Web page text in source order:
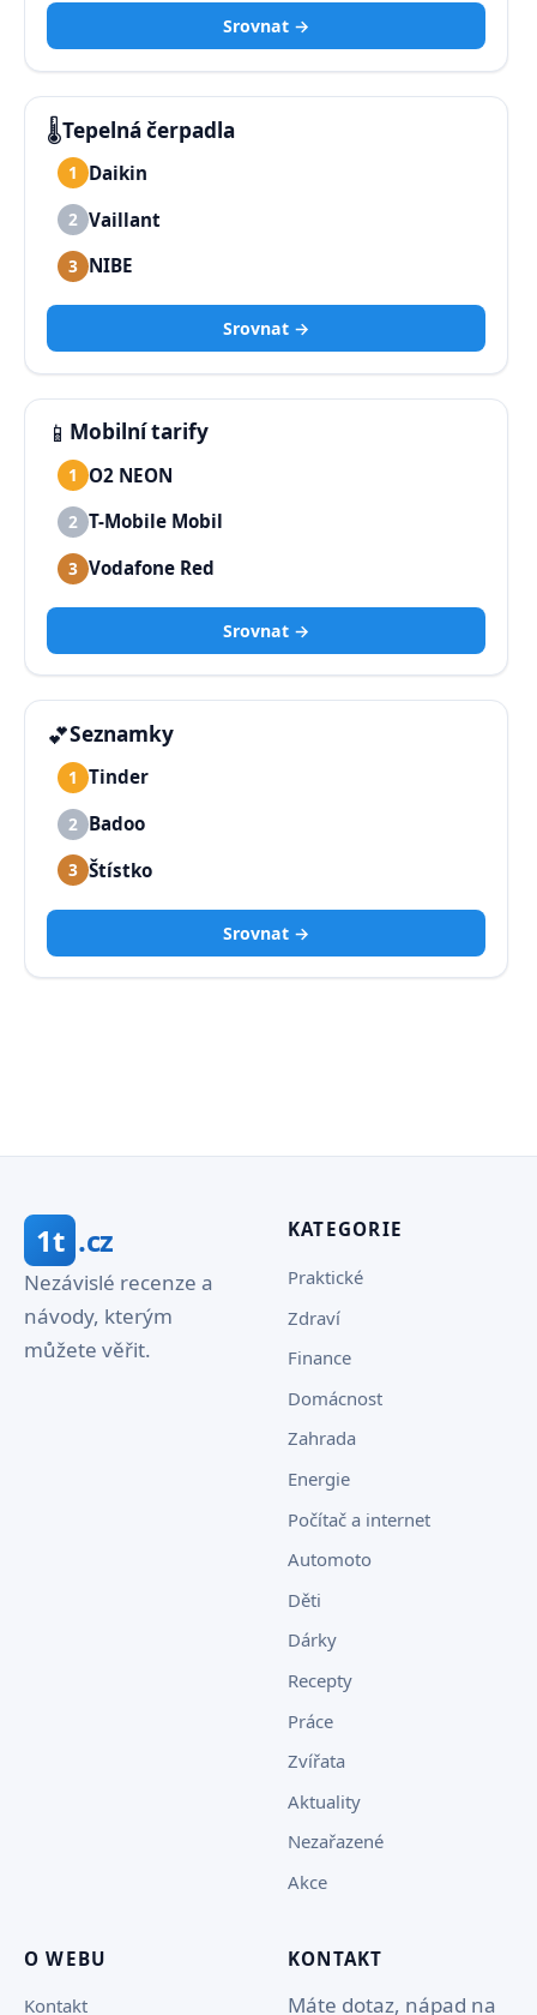
Srovnat →
🌡️Tepelná čerpadla
1 Daikin
2 Vaillant
3 NIBE
Srovnat →
📱 Mobilní tarify
1 O2 NEON
2 T-Mobile Mobil
3 Vodafone Red
Srovnat →
💕Seznamky
1 Tinder
2 Badoo
3 Štístko
Srovnat →
1t .cz
Nezávislé recenze a
návody, kterým
můžete věřit.
KATEGORIE
Praktické
Zdraví
Finance
Domácnost
Zahrada
Energie
Počítač a internet
Automoto
Děti
Dárky
Recepty
Práce
Zvířata
Aktuality
Nezařazené
Akce
O WEBU
Kontakt
KONTAKT
Máte dotaz, nápad na